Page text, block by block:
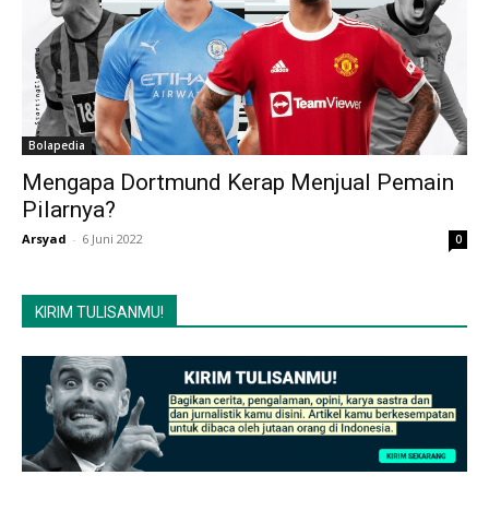
Bolapedia
Mengapa Dortmund Kerap Menjual Pemain
Pilarnya?
Arsyad - 6 Juni 2022 0
KIRIM TULISANMU!